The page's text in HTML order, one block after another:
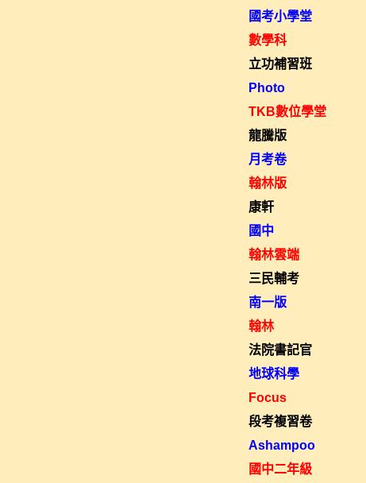
國考小學堂
數學科
立功補習班
Photo
TKB數位學堂
龍騰版
月考卷
翰林版
康軒
國中
翰林雲端
三民輔考
南一版
翰林
法院書記官
地球科學
Focus
段考複習卷
Ashampoo
國中二年級